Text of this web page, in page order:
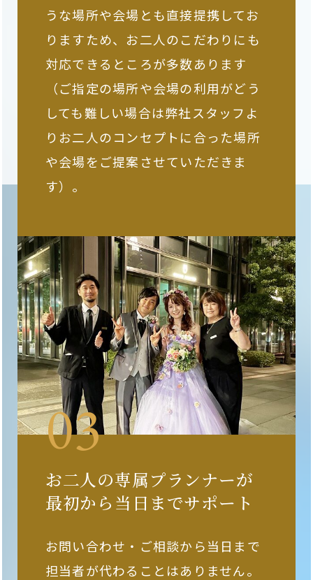
うな場所や会場とも直接提携してお
りますため、お二人のこだわりにも
対応できるところが多数あります
（ご指定の場所や会場の利用がどう
しても難しい場合は弊社スタッフよ
りお二人のコンセプトに合った場所
や会場をご提案させていただきま
す）。
お二人の専属プランナーが
最初から当日までサポート
お問い合わせ・ご相談から当日まで
担当者が代わることはありません。